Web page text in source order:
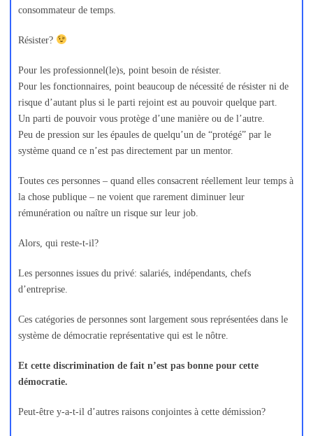
consommateur de temps.
Résister?
Pour les professionnel(le)s, point besoin de résister.
Pour les fonctionnaires, point beaucoup de nécessité de résister ni de
risque d’autant plus si le parti rejoint est au pouvoir quelque part.
Un parti de pouvoir vous protège d’une manière ou de l’autre.
Peu de pression sur les épaules de quelqu’un de “protégé” par le
système quand ce n’est pas directement par un mentor.
Toutes ces personnes – quand elles consacrent réellement leur temps à
la chose publique – ne voient que rarement diminuer leur
rémunération ou naître un risque sur leur job.
Alors, qui reste-t-il?
Les personnes issues du privé: salariés, indépendants, chefs
d’entreprise.
Ces catégories de personnes sont largement sous représentées dans le
système de démocratie représentative qui est le nôtre.
Et cette discrimination de fait n’est pas bonne pour cette
démocratie.
Peut-être y-a-t-il d’autres raisons conjointes à cette démission?